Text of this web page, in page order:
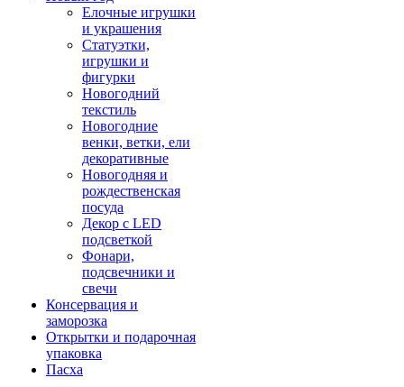
Елочные игрушки
и украшения
Статуэтки,
игрушки и
фигурки
Новогодний
текстиль
Новогодние
венки, ветки, ели
декоративные
Новогодняя и
рождественская
посуда
Декор с LED
подсветкой
Фонари,
подсвечники и
свечи
Консервация и
заморозка
Открытки и подарочная
упаковка
Пасха